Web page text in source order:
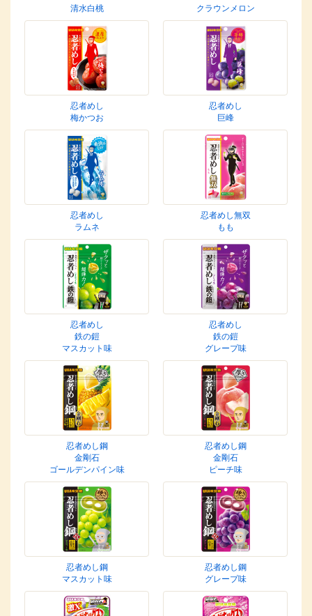
清水白桃
クラウンメロン
忍者めし
梅かつお
忍者めし
巨峰
忍者めし
ラムネ
忍者めし無双
もも
忍者めし
鉄の鎧
マスカット味
忍者めし
鉄の鎧
グレープ味
忍者めし鋼
金剛石
ゴールデンパイン味
忍者めし鋼
金剛石
ピーチ味
忍者めし鋼
マスカット味
忍者めし鋼
グレープ味